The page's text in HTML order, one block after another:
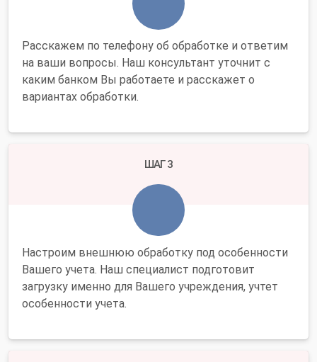
Расскажем по телефону об обработке и ответим
на ваши вопросы. Наш консультант уточнит с
каким банком Вы работаете и расскажет о
вариантах обработки.
ШАГ 3
Настроим внешнюю обработку под особенности
Вашего учета. Наш специалист подготовит
загрузку именно для Вашего учреждения, учтет
особенности учета.